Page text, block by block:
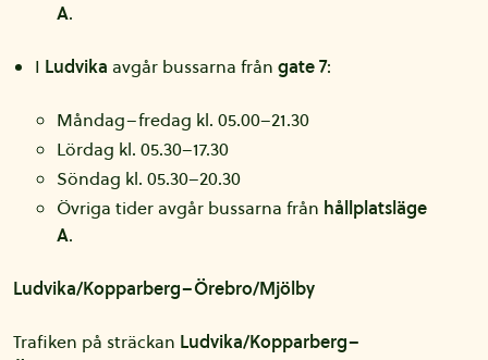
A.
I Ludvika avgår bussarna från gate 7:
Måndag–fredag kl. 05.00–21.30
Lördag kl. 05.30–17.30
Söndag kl. 05.30–20.30
Övriga tider avgår bussarna från hållplatsläge
A.
Ludvika/Kopparberg–Örebro/Mjölby
Trafiken på sträckan Ludvika/Kopparberg–